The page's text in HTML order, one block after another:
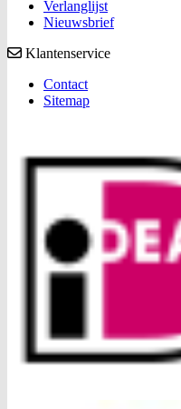
Verlanglijst
Nieuwsbrief
Klantenservice
Contact
Sitemap